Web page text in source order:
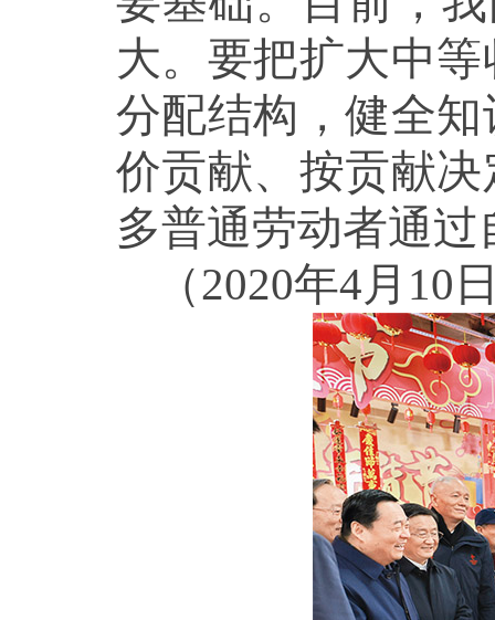
大。要把扩大中
分配结构，健全
价贡献、按贡献
多普通劳动者通
（2020年4月